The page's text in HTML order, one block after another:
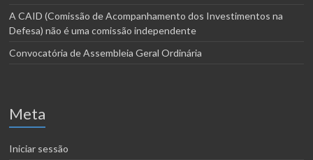
A CAID (Comissão de Acompanhamento dos Investimentos na
Defesa) não é uma comissão independente
Convocatória de Assembleia Geral Ordinária
Meta
Iniciar sessão